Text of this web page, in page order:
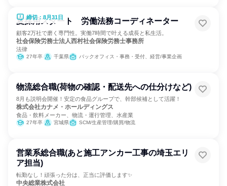
締切：8月31日
夏採用スタート 労働法務コーディネーター
顧客2万社で磨く専門性。実働7時間で叶える成長と私生活。
社会保険労務士法人西村社会保険労務士事務所
法律
27年卒 千葉県 バックオフィス・事務・受付、経営/事業企画
物流総合職(荷物の確認・配送先への仕分けなど)
8月も説明会開催！安定の食品グループで、幹部候補として活躍！
株式会社カナメ・ホールディングス
食品・飲料メーカー、物流・運行管理、水産業
27年卒 宮城県 SCM/生産管理/購買/物流
営業系総合職(あと施工アンカー工事の埼玉エリ
ア担当)
転勤なし！頑張った分は、正当に評価します✨
中央総業株式会社